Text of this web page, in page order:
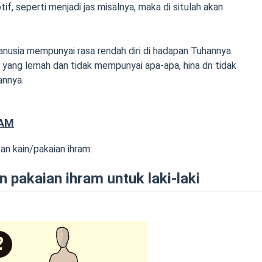
seperti menjadi jas misalnya, maka di situlah akan
mempunyai rasa rendah diri di hadapan Tuhannya.
lemah dan tidak mempunyai apa-apa, hina dn tidak
kain/pakaian ihram:
pakaian ihram untuk laki-laki